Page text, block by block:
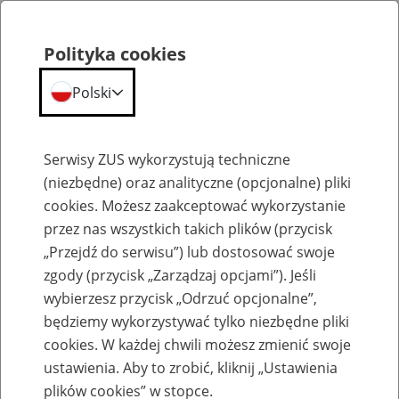
Szkolenia
Zaproś ZUS do siebie: Aktywni 50+
Polityka cookies
Polski
Serwisy ZUS wykorzystują techniczne
(niezbędne) oraz analityczne (opcjonalne) pliki
cookies. Możesz zaakceptować wykorzystanie
przez nas wszystkich takich plików (przycisk
„Przejdź do serwisu”) lub dostosować swoje
zgody (przycisk „Zarządzaj opcjami”). Jeśli
wybierzesz przycisk „Odrzuć opcjonalne”,
będziemy wykorzystywać tylko niezbędne pliki
cookies. W każdej chwili możesz zmienić swoje
ustawienia. Aby to zrobić, kliknij „Ustawienia
plików cookies” w stopce.